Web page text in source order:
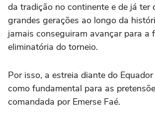
da tradição no continente e de já ter
grandes gerações ao longo da
jamais conseguiram avançar para a
eliminatória do torneio.
Por isso, a estreia diante do
como fundamental para as
comandada por Emerse Faé.